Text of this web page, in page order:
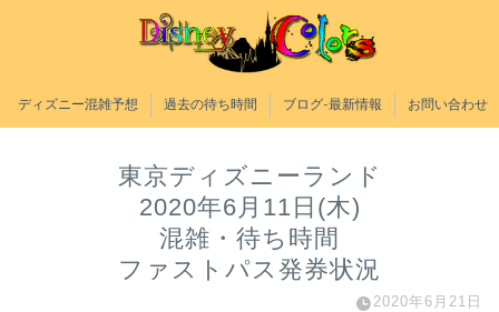
ディズニー混雑予想 過去の待ち時間 ブログ-最新情報 お問い合わせ
東京ディズニーランド
2020年6月11日(木)
混雑・待ち時間
ファストパス発券状況
2020年6月21日